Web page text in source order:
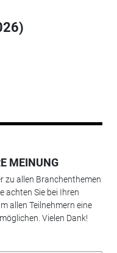
MEINUNG
zu allen Branchenthemen
achten Sie bei Ihren
allen Teilnehmern eine
Vielen Dank!